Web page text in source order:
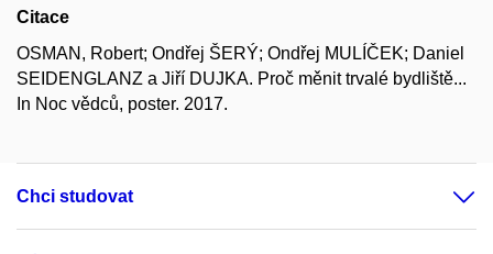
Citace
OSMAN, Robert; Ondřej ŠERÝ; Ondřej MULÍČEK; Daniel
SEIDENGLANZ a Jiří DUJKA. Proč měnit trvalé bydliště...
In Noc vědců, poster. 2017.
Chci studovat